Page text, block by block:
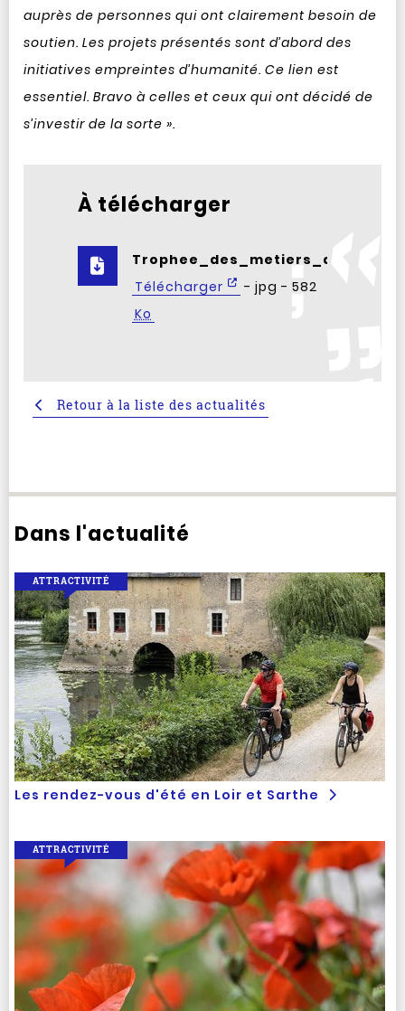
auprès de personnes qui ont clairement besoin de
soutien. Les projets présentés sont d’abord des
initiatives empreintes d’humanité. Ce lien est
essentiel. Bravo à celles et ceux qui ont décidé de
s’investir de la sorte ».
À télécharger
Télécharger
- jpg - 582
Ko
Retour à la liste des actualités
Dans l'actualité
Les rendez-vous d'été en Loir et Sarthe
ATTRACTIVITÉ
ATTRACTIVITÉ